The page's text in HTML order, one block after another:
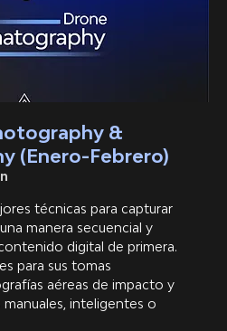
&
(Enero-Febrero)
técnicas para capturar
manera secuencial y
digital de primera.
para sus tomas
aéreas de impacto y
inteligentes o